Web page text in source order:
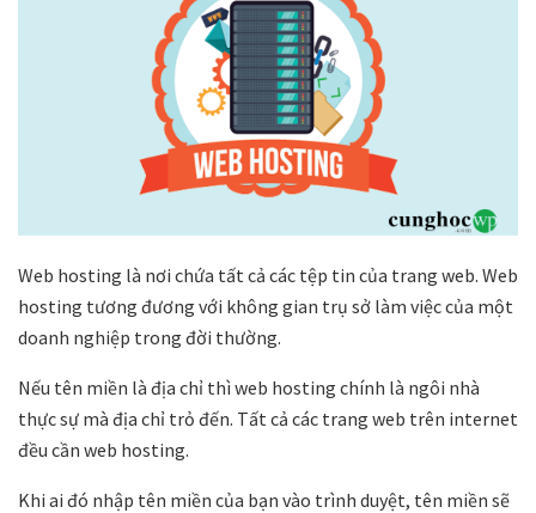
Web hosting là nơi chứa tất cả các tệp tin của trang web. Web
hosting tương đương với không gian trụ sở làm việc của một
doanh nghiệp trong đời thường.
Nếu tên miền là địa chỉ thì web hosting chính là ngôi nhà
thực sự mà địa chỉ trỏ đến. Tất cả các trang web trên internet
đều cần web hosting.
Khi ai đó nhập tên miền của bạn vào trình duyệt, tên miền sẽ